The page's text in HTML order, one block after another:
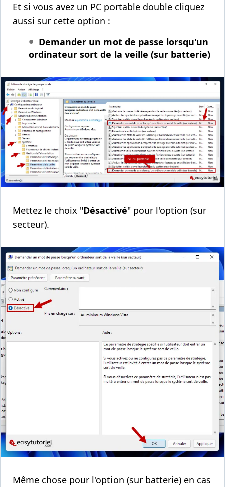
Et si vous avez un PC portable double cliquez
aussi sur cette option :
Demander un mot de passe lorsqu'un
ordinateur sort de la veille (sur batterie)
Mettez le choix "Désactivé" pour l'option (sur
secteur).
Même chose pour l'option (sur batterie) en cas